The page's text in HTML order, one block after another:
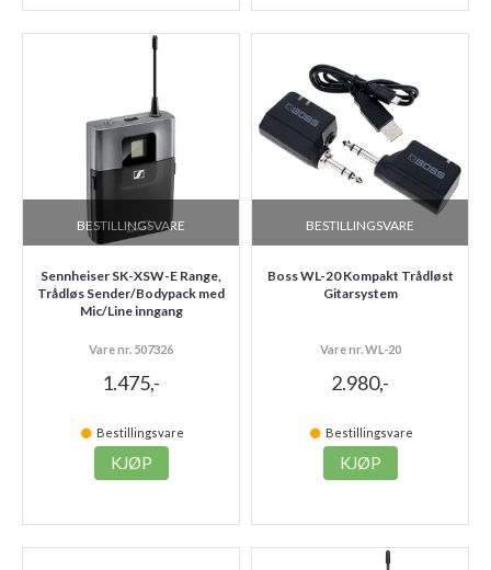
BESTILLINGSVARE
Sennheiser SK-XSW-E Range,
Trådløs Sender/Bodypack med
Mic/Line inngang
Vare nr. 507326
1.475,-
Bestillingsvare
KJØP
BESTILLINGSVARE
Boss WL-20 Kompakt Trådløst
Gitarsystem
Vare nr. WL-20
2.980,-
Bestillingsvare
KJØP